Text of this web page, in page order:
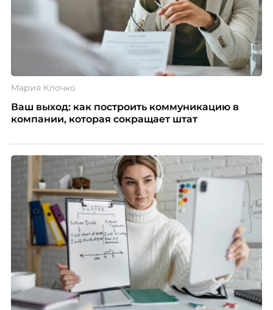
Мария Клочко
Ваш выход: как построить коммуникацию в
компании, которая сокращает штат